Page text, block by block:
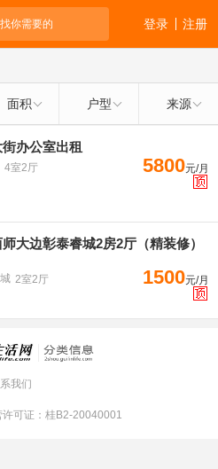
找你需要的 注册
登录
面积 户型 来源
办公室出租
4室2厅
5800元/月
大边彰泰睿城2房2厅（精装修）
2室2厅
1500元/月
我们
可证：桂B2-20040001